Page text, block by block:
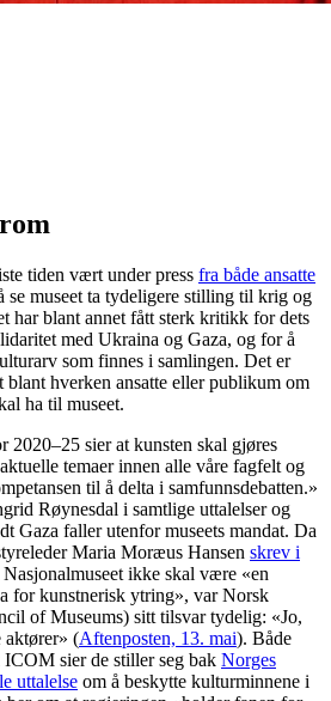
tiden vært under press fra både ansatte
se museet ta tydeligere stilling til krig og
har blant annet fått sterk kritikk for dets
med Ukraina og Gaza, og for å
som finnes i samlingen. Det er
hverken ansatte eller publikum om
ha til museet.
2020–25 sier at kunsten skal gjøres
temaer innen alle våre fagfelt og
til å delta i samfunnsdebatten.»
Røynesdal i samtlige uttalelser og
Gaza faller utenfor museets mandat. Da
Maria Moræus Hansen skrev i
Nasjonalmuseet ikke skal være «en
for kunstnerisk ytring», var Norsk
of Museums) sitt tilsvar tydelig: «Jo,
aktører» (Aftenposten, 13. mai). Både
sier de stiller seg bak Norges
uttalelse om å beskytte kulturminnene i